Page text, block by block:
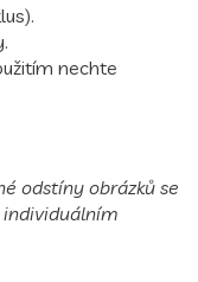
nechte
odstíny obrázků se